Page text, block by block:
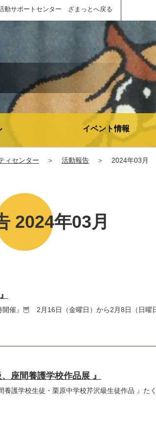
動サポートセンター ざまっとへ戻る
イベント情報
ィセンター ＞ 活動報告 ＞ 2024年03月
2024年03月
開催』🦉 2月16日（金曜日）から2月8日（日曜
座間養護学校作品展 』
護学校生徒・栗原中学校芹沢級生徒作品 』た